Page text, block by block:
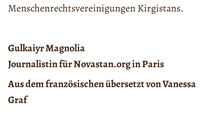
Menschenrechtsvereinigungen Kirgistans.
Gulkaiyr Magnolia
Journalistin für Novastan.org in Paris
Aus dem französischen übersetzt von Vanessa
Graf